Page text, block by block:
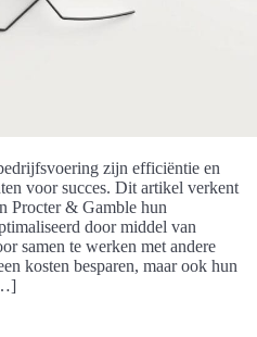
zijn efficiëntie en
voor succes. Dit artikel verkent
Procter & Gamble hun
door middel van
samen te werken met andere
kosten besparen, maar ook hun